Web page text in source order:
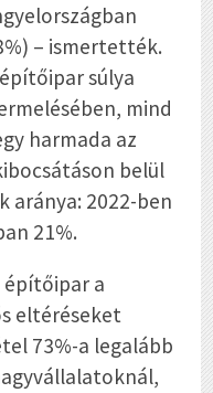
– ismertették.
súlya
mind
harmada az
belül
aránya: 2022-ben
21%.
építőipar a
eltéréseket
73%-a legalább